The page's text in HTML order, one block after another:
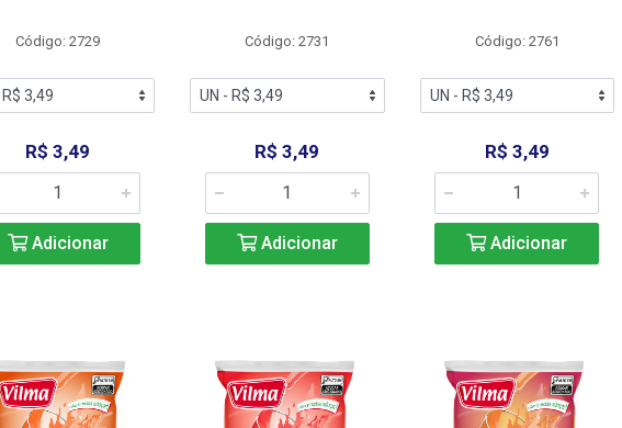
Código: 2729
R$ 3,49
Adicionar
Código: 2731
R$ 3,49
Adicionar
Código: 2761
R$ 3,49
Adicionar